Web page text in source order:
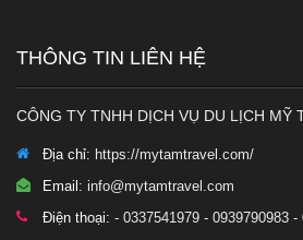
THÔNG TIN LIÊN HỆ
CÔNG TY TNHH DỊCH VỤ DU LỊCH MỸ
Địa chỉ: https://mytamtravel.com/
Email: info@mytamtravel.com
Điện thoại: - 0337541979 - 0939790983 -